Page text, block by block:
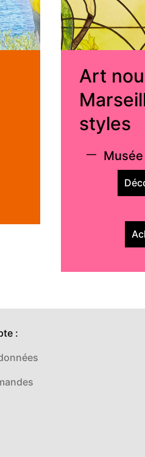
Art
styles
—
: